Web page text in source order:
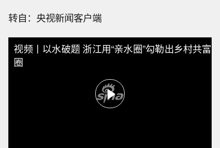
转自：央视新闻客户端
视频丨以水破题 浙江用“亲水圈”勾勒出乡村共富
圈